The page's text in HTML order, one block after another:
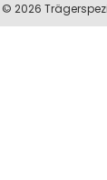
© 2026